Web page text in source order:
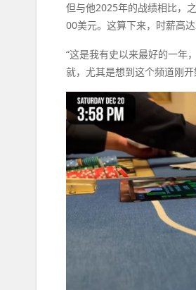
但与他2025年的战绩相比，
00美元。这算下来，时薪高
“这是我有史以来最好的一年
就，尤其是想到这个频道刚